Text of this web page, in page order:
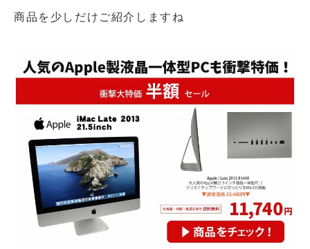
商品を少しだけご紹介しますね